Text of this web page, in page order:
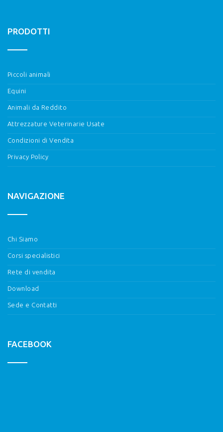
PRODOTTI
Piccoli animali
Equini
Animali da Reddito
Attrezzature Veterinarie Usate
Condizioni di Vendita
Privacy Policy
NAVIGAZIONE
Chi Siamo
Corsi specialistici
Rete di vendita
Download
Sede e Contatti
FACEBOOK